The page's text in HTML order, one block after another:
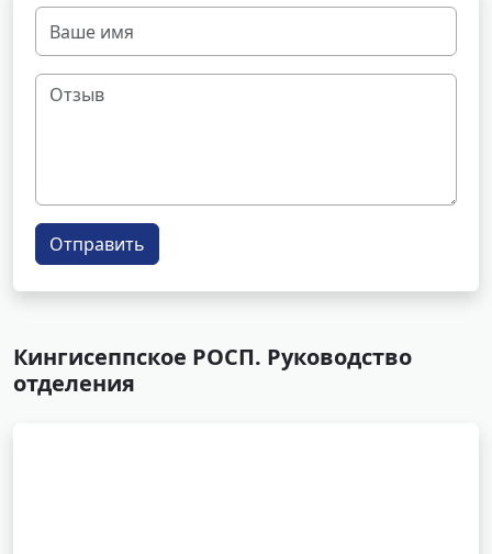
Отправить
Кингисеппское РОСП. Руководство
отделения